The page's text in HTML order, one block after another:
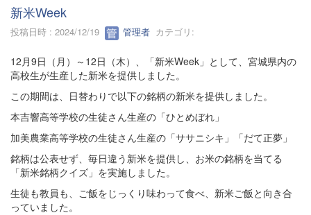
新米Week
投稿日時 : 2024/12/19 管理者 カテゴリ:
12月9日（月）～12日（木）、「新米Week」として、宮城県内の
高校生が生産した新米を提供しました。
この期間は、日替わりで以下の銘柄の新米を提供しました。
本吉響高等学校の生徒さん生産の「ひとめぼれ」
加美農業高等学校の生徒さん生産の「ササニシキ」「だて正夢」
銘柄は公表せず、毎日違う新米を提供し、お米の銘柄を当てる
「新米銘柄クイズ」を実施しました。
生徒も教員も、ご飯をじっくり味わって食べ、新米ご飯と向き合
っていました。